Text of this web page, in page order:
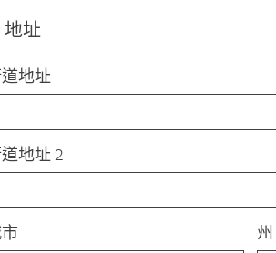
地址
地址
地址 2
州